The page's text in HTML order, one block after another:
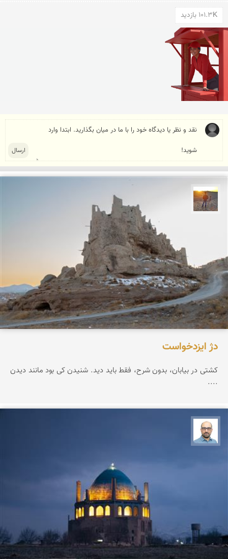
101.3K بازدید
دژ ایزدخواست
کشتی در بیابان، بدون شرح، فقط باید دید. شنیدن کی بود مانند دیدن
....